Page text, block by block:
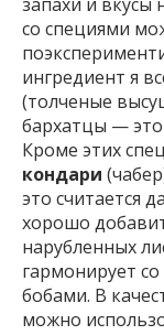
со специями
ингредиент я
(толченые
бархатцы —
Кроме этих
кондари
это считается
хорошо
нарубленных
гармонирует
бобами. В
можно